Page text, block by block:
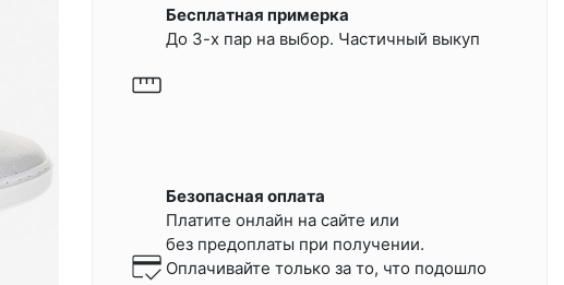
Бесплатная примерка
До 3-х пар на выбор. Частичный выкуп
Безопасная оплата
Платите онлайн на сайте или
без предоплаты при получении.
Оплачивайте только за то, что подошло